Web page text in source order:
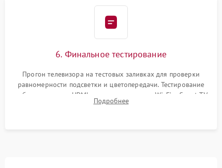
6. Финальное тестирование
Прогон телевизора на тестовых заливках для проверки
равномерности подсветки и цветопередачи. Тестирование
работы разъемов HDMI, динамиков, модуля Wi-Fi и Smart TV
в рабочем режиме в течение нескольких часов.
Подробнее